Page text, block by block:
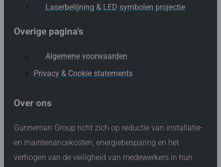
Laserbelijning & LED symbolen projectie
Overige pagina's
Algemene voorwaarden
Privacy & Cookie statements
Over ons
Gunneman Group richt zich op reductie van installatie-
en maintenancekosten, energiebesparing en het
verhogen van de veiligheid van medewerkers in hun